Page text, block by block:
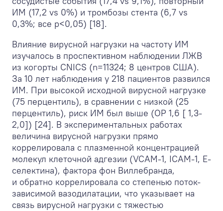
ИМ (17,2 vs 0%) и тромбозы стента (6,7 vs
0,3%; все р<0,05) [18].
Влияние вирусной нагрузки на частоту ИМ
изучалось в проспективном наблюдении ЛЖВ
из когорты CNICS (n=11324; 8 центров США).
За 10 лет наблюдения у 218 пациентов развился
ИМ. При высокой исходной вирусной нагрузке
(75 перцентиль), в сравнении с низкой (25
перцентиль), риск ИМ был выше (ОР 1,6 [ 1,3-
2,0]) [24]. В экспериментальных работах
величина вирусной нагрузки прямо
коррелировала с плазменной концентрацией
молекул клеточной адгезии (VCAM-1, ICAM-1, Е-
селектина), фактора фон Виллебранда,
и обратно коррелировала со степенью поток-
зависимой вазодилатации, что указывает на
связь вирусной нагрузки с тяжестью